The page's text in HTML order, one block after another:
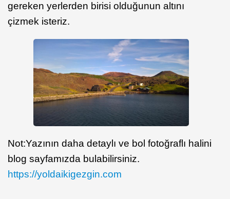
gereken yerlerden birisi olduğunun altını
çizmek isteriz.
Not:Yazının daha detaylı ve bol fotoğraflı halini
blog sayfamızda bulabilirsiniz.
https://yoldaikigezgin.com